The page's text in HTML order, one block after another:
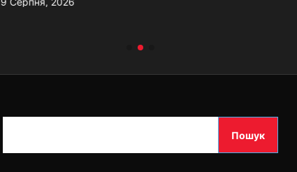
Пошук